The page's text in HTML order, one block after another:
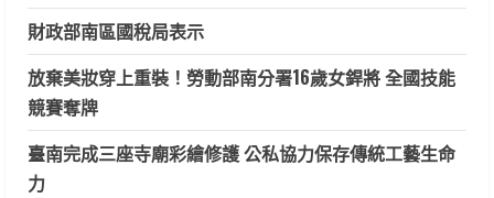
財政部南區國稅局表示
放棄美妝穿上重裝！勞動部南分署16歲女銲將 全國技能
競賽奪牌
臺南完成三座寺廟彩繪修護 公私協力保存傳統工藝生命
力